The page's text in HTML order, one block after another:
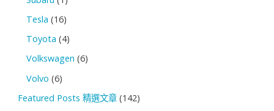
Tesla (16)
Toyota (4)
Volkswagen (6)
Volvo (6)
Featured Posts 精選文章(142)